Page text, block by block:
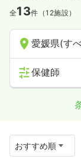
全13件（12施設）
愛媛県(す
保健師